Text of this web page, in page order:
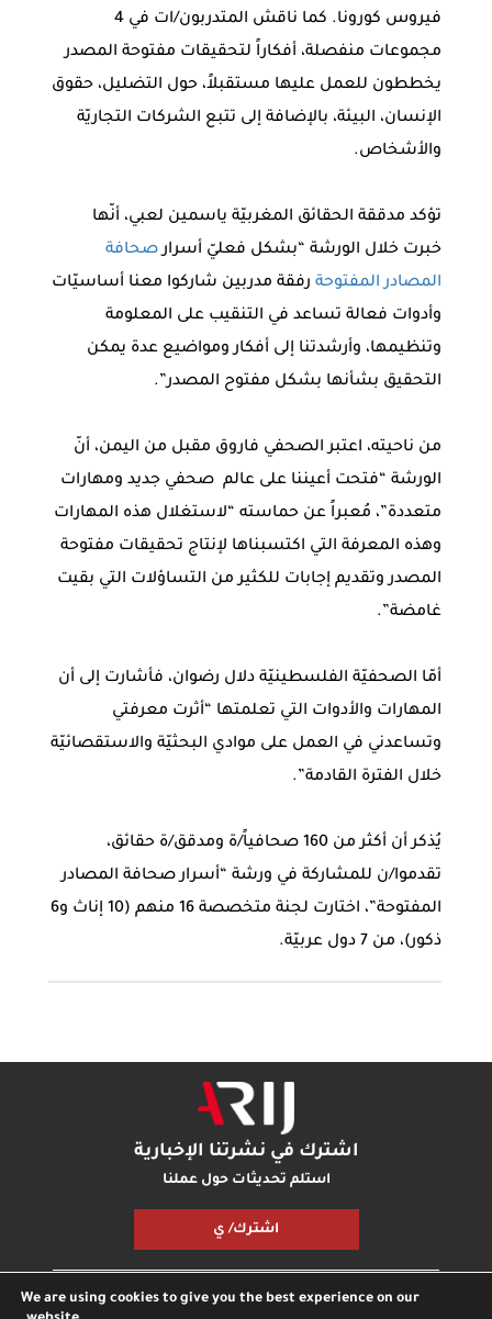
فيروس كورونا. كما ناقش المتدربون/ات في 4
مجموعات منفصلة، أفكاراً لتحقيقات مفتوحة المصدر
يخططون للعمل عليها مستقبلاً، حول التضليل، حقوق
الإنسان، البيئة، بالإضافة إلى تتبع الشركات التجاريّة
والأشخاص.
تؤكد مدققة الحقائق المغربيّة ياسمين لعبي، أنّها
خبرت خلال الورشة “بشكل فعليّ أسرارصحافة
المصادر المفتوحةرفقة مدربين شاركوا معنا أساسيّات
وأدوات فعالة تساعد في التنقيب على المعلومة
وتنظيمها، وأرشدتنا إلى أفكار ومواضيع عدة يمكن
التحقيق بشأنها بشكل مفتوح المصدر”.
من ناحيته، اعتبر الصحفي فاروق مقبل من اليمن، أنّ
الورشة “فتحت أعيننا على عالم صحفي جديد ومهارات
متعددة”، مُعبراً عن حماسته “لاستغلال هذه المهارات
وهذه المعرفة التي اكتسبناها لإنتاج تحقيقات مفتوحة
المصدر وتقديم إجابات للكثير من التساؤلات التي بقيت
غامضة”.
أمّا الصحفيّة الفلسطينيّة دلال رضوان، فأشارت إلى أن
المهارات والأدوات التي تعلمتها “أثرت معرفتي
وتساعدني في العمل على موادي البحثيّة والاستقصائيّة
خلال الفترة القادمة”.
يُذكر أن أكثر من 160 صحافياً/ة ومدقق/ة حقائق،
تقدموا/ن للمشاركة في ورشة “أسرار صحافة المصادر
المفتوحة”، اختارت لجنة متخصصة 16 منهم (10 إناث و6
ذكور)، من 7 دول عربيّة.
اشترك في نشرتنا الإخبارية
استلم تحديثات حول عملنا
اشترك/ ي
مكتبة أريجبودكاست أريجاتصل بناشارك معنا
We are using cookies to give you the best experience on our